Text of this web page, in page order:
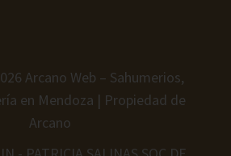
Arcano Web – Sahumerios,
en Mendoza | Propiedad de
Arcano